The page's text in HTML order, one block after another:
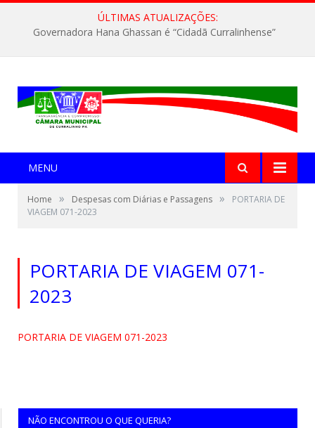
ÚLTIMAS ATUALIZAÇÕES:
Governadora Hana Ghassan é “Cidadã Curralinhense”
MENU
Home » Despesas com Diárias e Passagens »
PORTARIA DE
VIAGEM 071-2023
PORTARIA DE VIAGEM 071-
2023
PORTARIA DE VIAGEM 071-2023
NÃO ENCONTROU O QUE QUERIA?